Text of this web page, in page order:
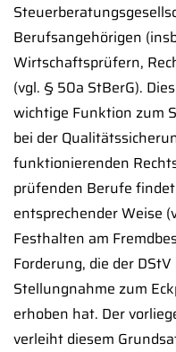
Berufsangehörigen
Wirtschaftsprüfern,
(vgl. § 50a StBerG).
wichtige Funktion zum
bei der
funktionierenden
prüfenden Berufe
entsprechender Weise
Festhalten am
Forderung, die der
Stellungnahme zum
erhoben hat. Der
verleiht diesem